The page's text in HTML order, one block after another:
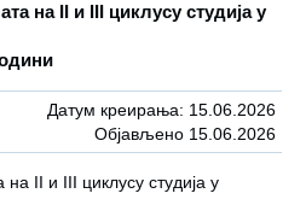
на II и III циклусу студија у
Датум креирања: 15.06.2026
Објављено 15.06.2026
на II и III циклусу студија у